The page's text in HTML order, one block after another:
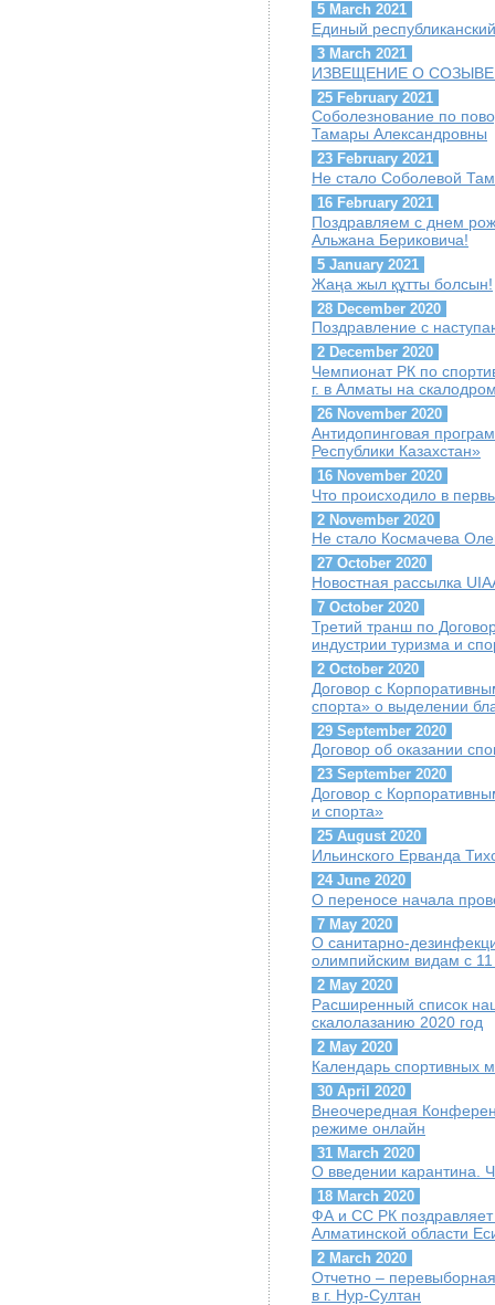
5 March 2021
Единый
3 March 2021
ИЗВЕЩЕНИЕ О
25 February 2021
Соболезнование по
Тамары Александровны
23 February 2021
Не стало Соболевой
16 February 2021
Поздравляем с днем
Альжана Бериковича!
5 January 2021
Жаңа жыл құтты болсын!
28 December 2020
Поздравление с
2 December 2020
Чемпионат РК по
г. в Алматы на
26 November 2020
Антидопинговая
Республики Казахстан»
16 November 2020
Что происходило в
2 November 2020
Не стало Космачева
27 October 2020
Новостная рассылка
7 October 2020
Третий транш по
индустрии туризма и
2 October 2020
Договор с
спорта» о выделении
29 September 2020
Договор об оказании
23 September 2020
Договор с
и спорта»
25 August 2020
Ильинского Ерванда
24 June 2020
О переносе начала
7 May 2020
О санитарно-
олимпийским видам с
2 May 2020
Расширенный список
скалолазанию 2020 год
2 May 2020
Календарь спортивных
30 April 2020
Внеочередная
режиме онлайн
31 March 2020
О введении карантина.
18 March 2020
ФА и СС РК поздравляет
Алматинской области
2 March 2020
Отчетно –
в г. Нур-Султан